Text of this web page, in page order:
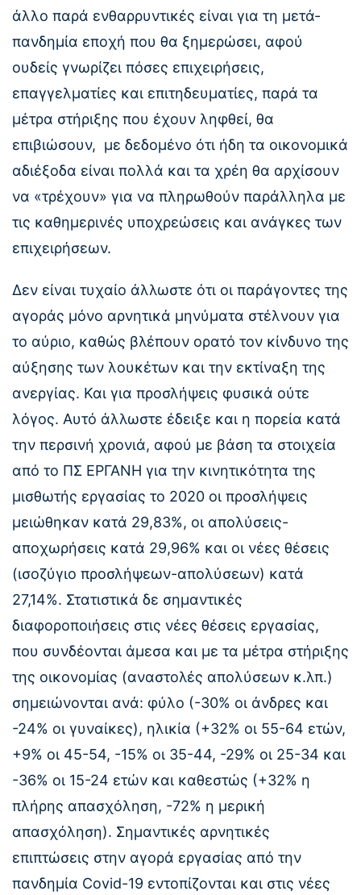
άλλο παρά ενθαρρυντικές είναι για τη μετά-
πανδημία εποχή που θα ξημερώσει, αφού
ουδείς γνωρίζει πόσες επιχειρήσεις,
επαγγελματίες και επιτηδευματίες, παρά τα
μέτρα στήριξης που έχουν ληφθεί, θα
επιβιώσουν, με δεδομένο ότι ήδη τα οικονομικά
αδιέξοδα είναι πολλά και τα χρέη θα αρχίσουν
να «τρέχουν» για να πληρωθούν παράλληλα με
τις καθημερινές υποχρεώσεις και ανάγκες των
επιχειρήσεων.
Δεν είναι τυχαίο άλλωστε ότι οι παράγοντες της
αγοράς μόνο αρνητικά μηνύματα στέλνουν για
το αύριο, καθώς βλέπουν ορατό τον κίνδυνο της
αύξησης των λουκέτων και την εκτίναξη της
ανεργίας. Και για προσλήψεις φυσικά ούτε
λόγος. Αυτό άλλωστε έδειξε και η πορεία κατά
την περσινή χρονιά, αφού με βάση τα στοιχεία
από το ΠΣ ΕΡΓΑΝΗ για την κινητικότητα της
μισθωτής εργασίας το 2020 οι προσλήψεις
μειώθηκαν κατά 29,83%, οι απολύσεις-
αποχωρήσεις κατά 29,96% και οι νέες θέσεις
(ισοζύγιο προσλήψεων-απολύσεων) κατά
27,14%. Στατιστικά δε σημαντικές
διαφοροποιήσεις στις νέες θέσεις εργασίας,
που συνδέονται άμεσα και με τα μέτρα στήριξης
της οικονομίας (αναστολές απολύσεων κ.λπ.)
σημειώνονται ανά: φύλο (-30% οι άνδρες και
-24% οι γυναίκες), ηλικία (+32% οι 55-64 ετών,
+9% οι 45-54, -15% οι 35-44, -29% οι 25-34 και
-36% οι 15-24 ετών και καθεστώς (+32% η
πλήρης απασχόληση, -72% η μερική
απασχόληση). Σημαντικές αρνητικές
επιπτώσεις στην αγορά εργασίας από την
πανδημία Covid-19 εντοπίζονται και στις νέες